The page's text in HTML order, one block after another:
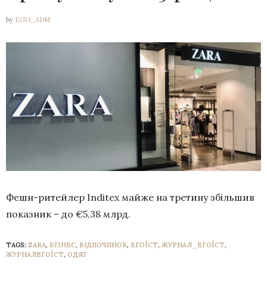
by EGO_ADM
Фешн-ритейлер Inditex майже на третину збільшив
показник – до €5,38 млрд.
TAGS: ZARA, БІЗНЕС, ВІДПОЧИНОК, ЕГОЇСТ, ЖУРНАЛ_ЕГОЇСТ,
ЖУРНАЛЕГОЇСТ, ОДЯГ